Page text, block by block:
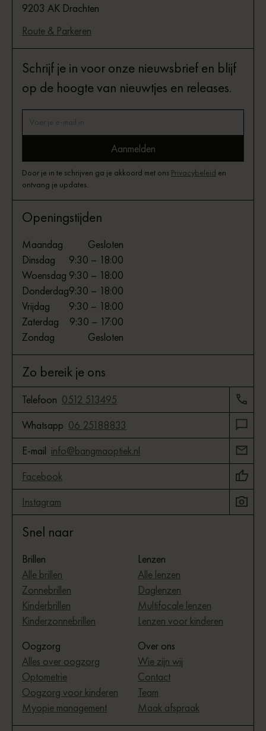
9203 AK Drachten
Route & Parkeren
Schrijf je in voor onze nieuwsbrief en blijf
op de hoogte van nieuwtjes en releases.
Door je in te schrijven ga je akkoord met ons Privacybeleid en
ontvang je updates.
Openingstijden
Maandag
Gesloten
Dinsdag
9:30 – 18:00
Woensdag 9:30 – 18:00
Donderdag9:30 – 18:00
Vrijdag
9:30 – 18:00
Zaterdag
9:30 – 17:00
Zondag
Gesloten
Zo bereik je ons
Telefoon 0512 513495
Whatsapp 06 25188833
E-mail info@bangmaoptiek.nl
Facebook
Instagram
Snel naar
Brillen
Alle brillen
Zonnebrillen
Kinderbrillen
Kinderzonnebrillen
Lenzen
Alle lenzen
Daglenzen
Multifocale lenzen
Lenzen voor kinderen
Oogzorg
Alles over oogzorg
Optometrie
Oogzorg voor kinderen
Myopie management
Over ons
Wie zijn wij
Contact
Team
Maak afspraak